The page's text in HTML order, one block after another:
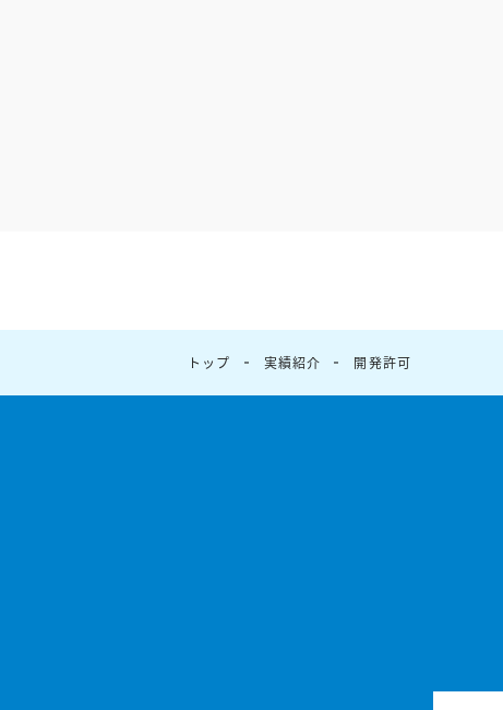
トップ 実績紹介 開発許可